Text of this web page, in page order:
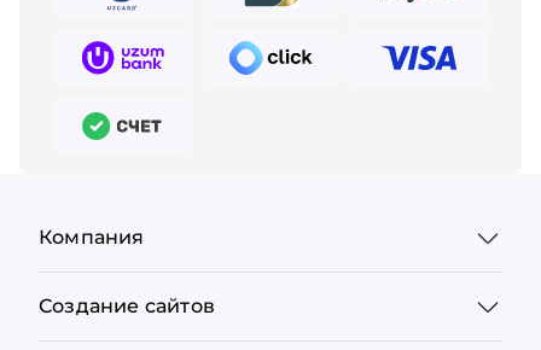
Компания
Создание сайтов